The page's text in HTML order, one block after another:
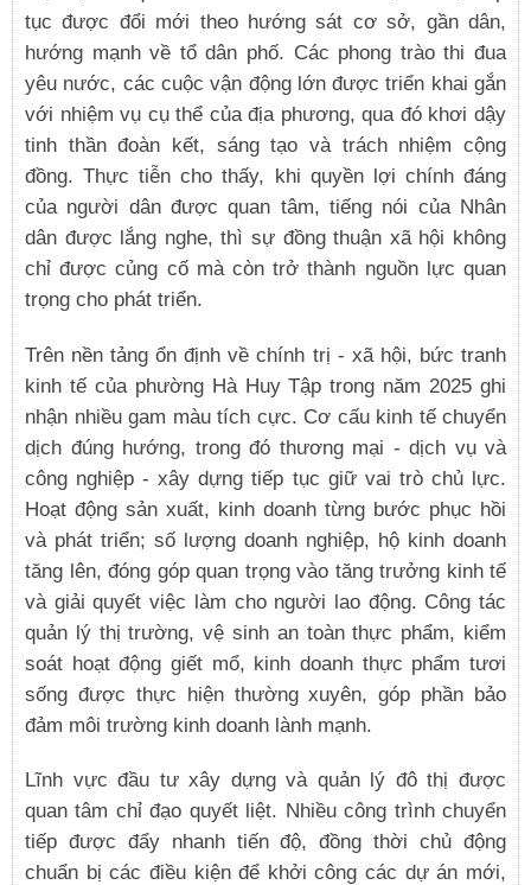
tục được đổi mới theo hướng sát cơ sở, gần dân,
hướng mạnh về tổ dân phố. Các phong trào thi đua
yêu nước, các cuộc vận động lớn được triển khai gắn
với nhiệm vụ cụ thể của địa phương, qua đó khơi dậy
tinh thần đoàn kết, sáng tạo và trách nhiệm cộng
đồng. Thực tiễn cho thấy, khi quyền lợi chính đáng
của người dân được quan tâm, tiếng nói của Nhân
dân được lắng nghe, thì sự đồng thuận xã hội không
chỉ được củng cố mà còn trở thành nguồn lực quan
trọng cho phát triển.
Trên nền tảng ổn định về chính trị - xã hội, bức tranh
kinh tế của phường Hà Huy Tập trong năm 2025 ghi
nhận nhiều gam màu tích cực. Cơ cấu kinh tế chuyển
dịch đúng hướng, trong đó thương mại - dịch vụ và
công nghiệp - xây dựng tiếp tục giữ vai trò chủ lực.
Hoạt động sản xuất, kinh doanh từng bước phục hồi
và phát triển; số lượng doanh nghiệp, hộ kinh doanh
tăng lên, đóng góp quan trọng vào tăng trưởng kinh tế
và giải quyết việc làm cho người lao động. Công tác
quản lý thị trường, vệ sinh an toàn thực phẩm, kiểm
soát hoạt động giết mổ, kinh doanh thực phẩm tươi
sống được thực hiện thường xuyên, góp phần bảo
đảm môi trường kinh doanh lành mạnh.
Lĩnh vực đầu tư xây dựng và quản lý đô thị được
quan tâm chỉ đạo quyết liệt. Nhiều công trình chuyển
tiếp được đẩy nhanh tiến độ, đồng thời chủ động
chuẩn bị các điều kiện để khởi công các dự án mới,